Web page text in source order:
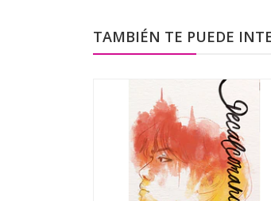
TAMBIÉN TE PUEDE